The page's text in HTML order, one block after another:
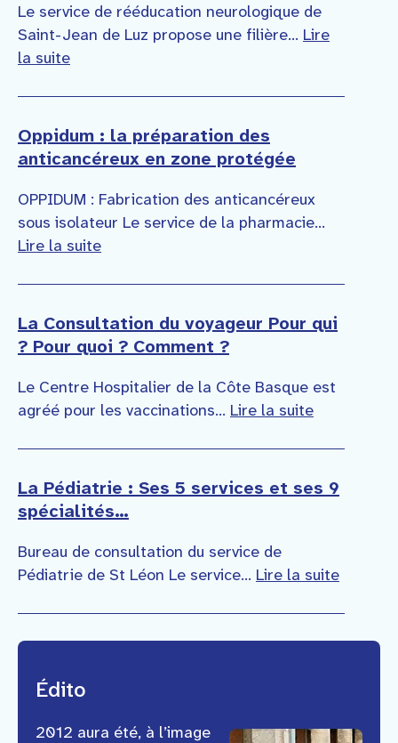
Le service de rééducation neurologique de
Saint-Jean de Luz propose une filière… Lire
la suite
Oppidum : la préparation des
anticancéreux en zone protégée
OPPIDUM : Fabrication des anticancéreux
sous isolateur Le service de la pharmacie…
Lire la suite
La Consultation du voyageur Pour qui
? Pour quoi ? Comment ?
Le Centre Hospitalier de la Côte Basque est
agréé pour les vaccinations… Lire la suite
La Pédiatrie : Ses 5 services et ses 9
spécialités…
Bureau de consultation du service de
Pédiatrie de St Léon Le service… Lire la suite
Édito
2012 aura été, à l’image